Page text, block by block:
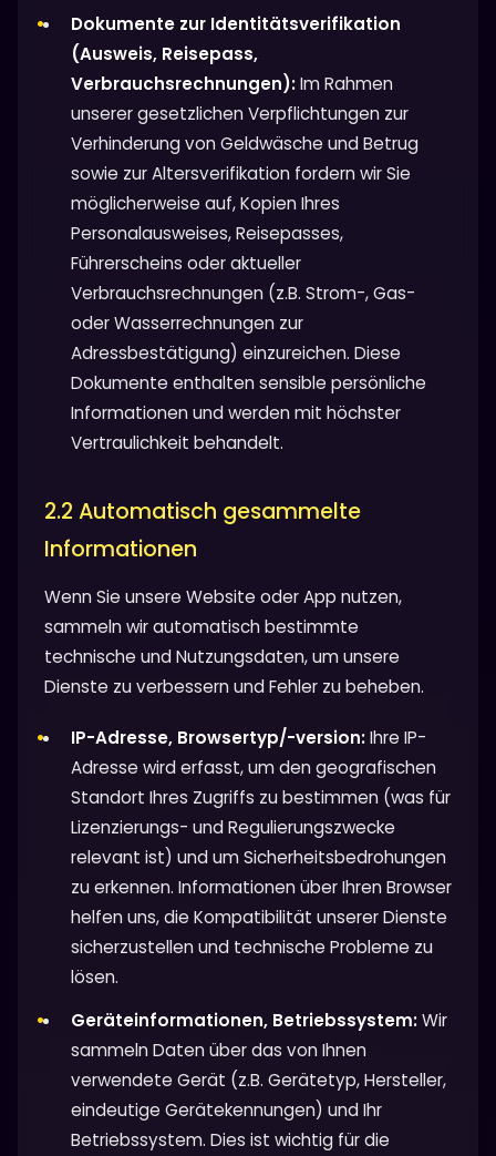
Dokumente zur Identitätsverifikation
(Ausweis, Reisepass,
Verbrauchsrechnungen):Im Rahmen
unserer gesetzlichen Verpflichtungen zur
Verhinderung von Geldwäsche und Betrug
sowie zur Altersverifikation fordern wir Sie
möglicherweise auf, Kopien Ihres
Personalausweises, Reisepasses,
Führerscheins oder aktueller
Verbrauchsrechnungen (z.B. Strom-, Gas-
oder Wasserrechnungen zur
Adressbestätigung) einzureichen. Diese
Dokumente enthalten sensible persönliche
Informationen und werden mit höchster
Vertraulichkeit behandelt.
2.2 Automatisch gesammelte
Informationen
Wenn Sie unsere Website oder App nutzen,
sammeln wir automatisch bestimmte
technische und Nutzungsdaten, um unsere
Dienste zu verbessern und Fehler zu beheben.
IP-Adresse, Browsertyp/-version:Ihre IP-
Adresse wird erfasst, um den geografischen
Standort Ihres Zugriffs zu bestimmen (was für
Lizenzierungs- und Regulierungszwecke
relevant ist) und um Sicherheitsbedrohungen
zu erkennen. Informationen über Ihren Browser
helfen uns, die Kompatibilität unserer Dienste
sicherzustellen und technische Probleme zu
lösen.
Geräteinformationen, Betriebssystem:Wir
sammeln Daten über das von Ihnen
verwendete Gerät (z.B. Gerätetyp, Hersteller,
eindeutige Gerätekennungen) und Ihr
Betriebssystem. Dies ist wichtig für die